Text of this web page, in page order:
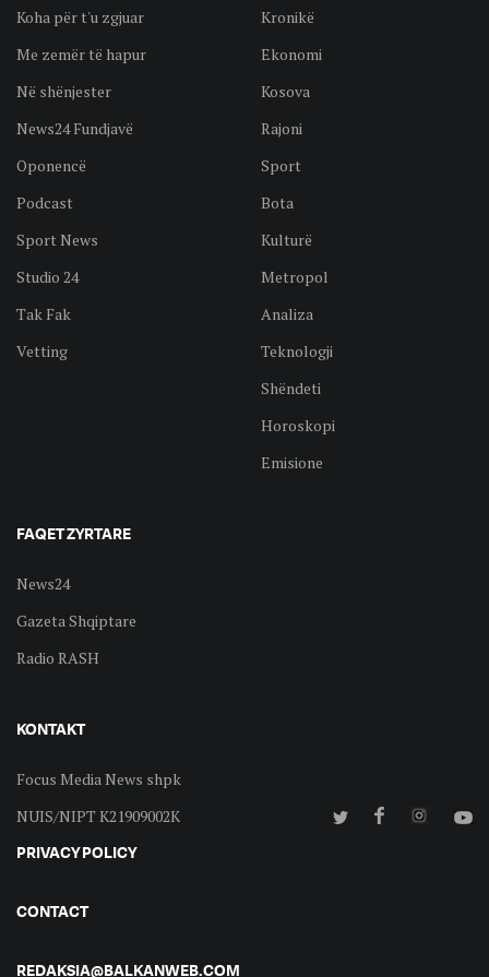
Koha për t'u zgjuar
Me zemër të hapur
Në shënjester
News24 Fundjavë
Oponencë
Podcast
Sport News
Studio 24
Tak Fak
Vetting
Kronikë
Ekonomi
Kosova
Rajoni
Sport
Bota
Kulturë
Metropol
Analiza
Teknologji
Shëndeti
Horoskopi
Emisione
FAQET ZYRTARE
News24
Gazeta Shqiptare
Radio RASH
KONTAKT
Focus Media News shpk
NUIS/NIPT K21909002K
PRIVACY POLICY
CONTACT
REDAKSIA@BALKANWEB.COM